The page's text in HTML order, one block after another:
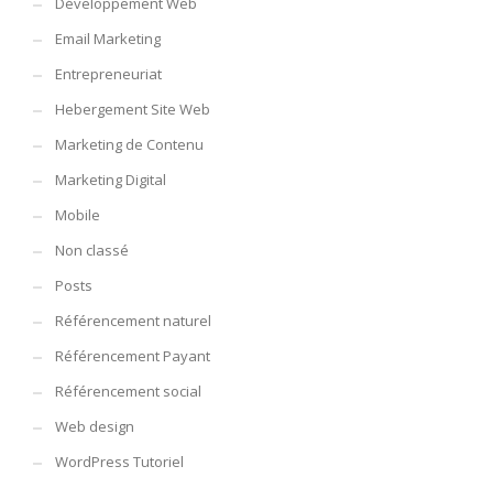
Email Marketing
Entrepreneuriat
Hebergement Site Web
Marketing de Contenu
Marketing Digital
Mobile
Non classé
Posts
Référencement naturel
Référencement Payant
Référencement social
Web design
WordPress Tutoriel